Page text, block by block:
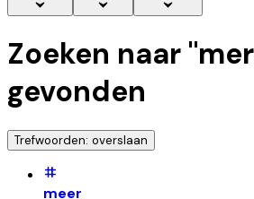
Zoeken naar "
gevonden
Trefwoorden: overslaan
meer